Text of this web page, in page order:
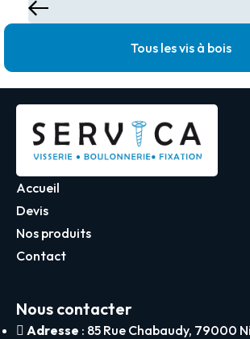
Tous les vis à bois
Accueil
Devis
Nos produits
Contact
Nous contacter
Adresse : 85 Rue Chabaudy, 79000